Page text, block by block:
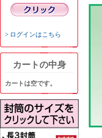
ログインはこちら
カートの中身
カートは空です。